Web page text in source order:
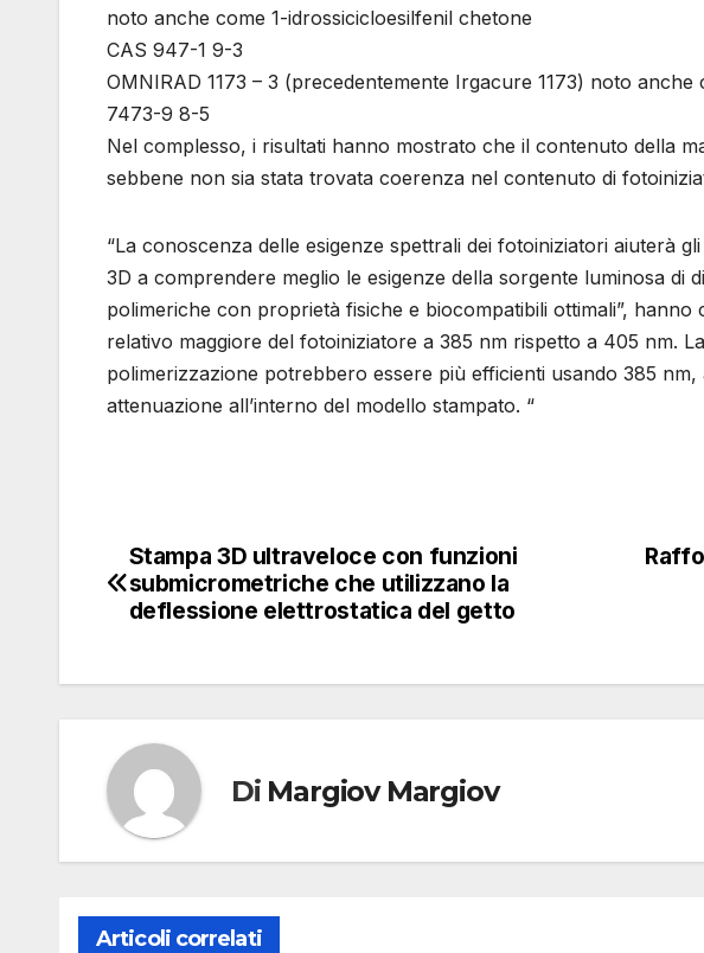
noto anche come 1-idrossicicloesilfenil chetone
CAS 947-1 9-3
OMNIRAD 1173 – 3 (precedentemente Irgacure 1173) noto
7473-9 8-5
Nel complesso, i risultati hanno mostrato che il contenuto della
sebbene non sia stata trovata coerenza nel contenuto di
“La conoscenza delle esigenze spettrali dei fotoiniziatori aiuterà
3D a comprendere meglio le esigenze della sorgente luminosa di
polimeriche con proprietà fisiche e biocompatibili ottimali”, hanno
relativo maggiore del fotoiniziatore a 385 nm rispetto a 405 nm.
polimerizzazione potrebbero essere più efficienti usando 385
attenuazione all’interno del modello stampato. “
Navigazione
articoli
Stampa 3D ultraveloce con funzioni
submicrometriche che utilizzano la
deflessione elettrostatica del getto
Di Margiov Margiov
Articoli correlati